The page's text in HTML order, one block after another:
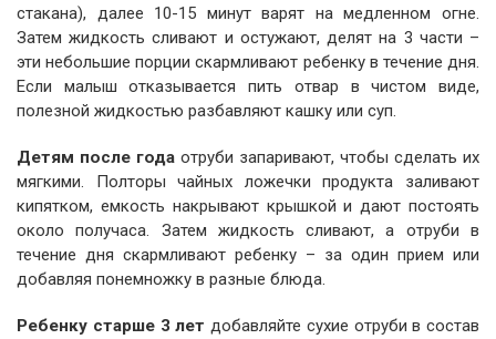
стакана), далее 10-15 минут варят на медленном огне.
Затем жидкость сливают и остужают, делят на 3 части –
эти небольшие порции скармливают ребенку в течение дня.
Если малыш отказывается пить отвар в чистом виде,
полезной жидкостью разбавляют кашку или суп.
Детям после года отруби запаривают, чтобы сделать их
мягкими. Полторы чайных ложечки продукта заливают
кипятком, емкость накрывают крышкой и дают постоять
около получаса. Затем жидкость сливают, а отруби в
течение дня скармливают ребенку – за один прием или
добавляя понемножку в разные блюда.
Ребенку старше 3 лет добавляйте сухие отруби в состав